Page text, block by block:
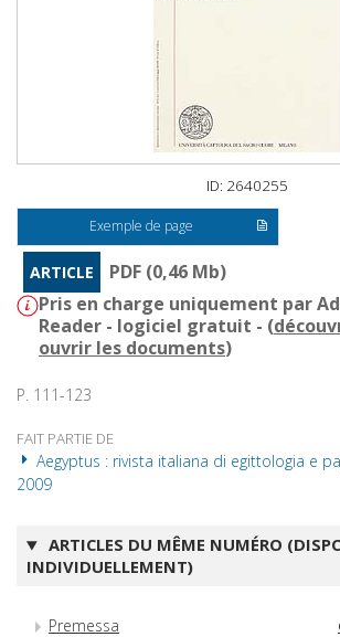
ID: 2640255
Exemple de page
ARTICLE
PDF (0,46 Mb)
Pris en charge uniquement par
Reader - logiciel gratuit - (
ouvrir les documents)
P. 111-123
FAIT PARTIE DE
Aegyptus : rivista italiana di egittologia e
2009
ARTICLES DU MÊME NUMÉRO
INDIVIDUELLEMENT)
Premessa